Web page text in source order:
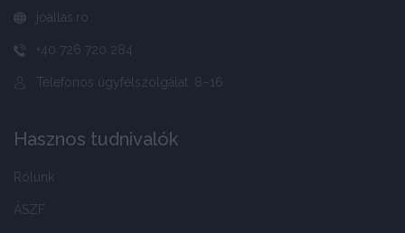
joallas.ro
+40 726 720 284
Telefonos ügyfélszolgálat: 8–16
Hasznos tudnivalók
Rólunk
ÁSZF